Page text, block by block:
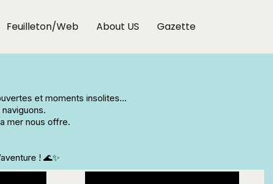
Feuilleton/Web About US Gazette
et moments insolites…
mer nous offre.
! 🌊✨